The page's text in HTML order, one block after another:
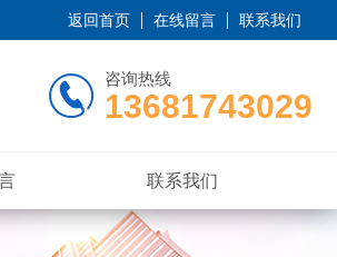
返回首页 在线留言 联系我们
咨询热线
13681743029
联系我们